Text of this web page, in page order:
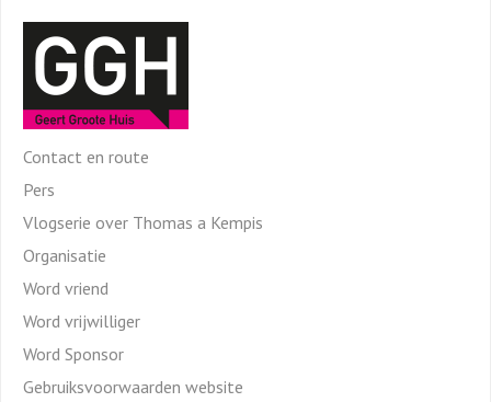
Contact en route
Pers
Vlogserie over Thomas a Kempis
Organisatie
Word vriend
Word vrijwilliger
Word Sponsor
Gebruiksvoorwaarden website